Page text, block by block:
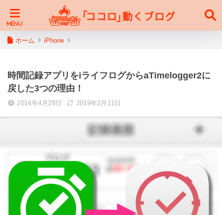
ホーム iPhone
時間記録アプリをiライフログからaTimelogger2に
戻した3つの理由！
2014年4月28日 2019年2月11日